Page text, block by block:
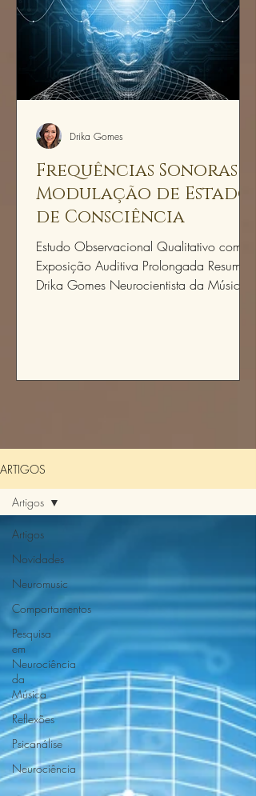
Frequências Sonoras e
Modulação de Estados
de Consciência
Estudo Observacional Qualitativo com
Exposição Auditiva Prolongada Resumo
Drika Gomes Neurocientista da Música |
consciência. Os dados apresentados
exposição prolongada (45 minuto
Drika Gomes
ARTIGOS
Artigos
Novidades
Neuromusic
Comportamentos
Pesquisa
em
Neurociência
da
Música
Reflexões
Psicanálise
Neurociência
Artigos